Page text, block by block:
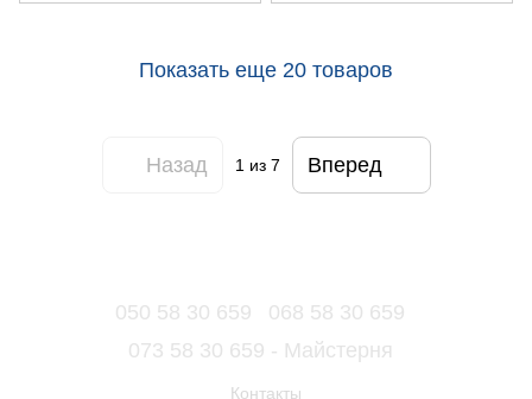
Показать еще 20 товаров
Назад 1из 7 Вперед
050 58 30 659
068 58 30 659
073 58 30 659 - Майстерня
Контакты